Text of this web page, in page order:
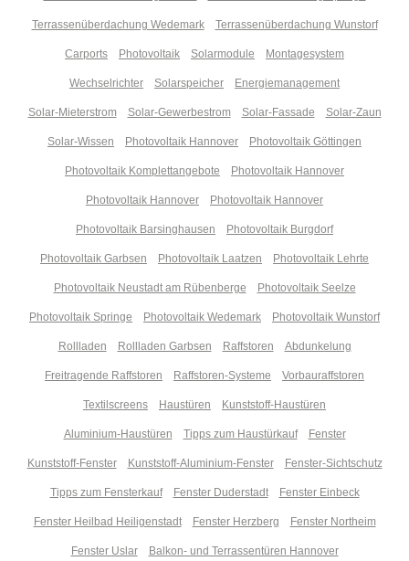
Terrassenüberdachung Wedemark Terrassenüberdachung Wunstorf
Carports Photovoltaik Solarmodule Montagesystem
Wechselrichter Solarspeicher Energiemanagement
Solar-Mieterstrom Solar-Gewerbestrom Solar-Fassade Solar-Zaun
Solar-Wissen Photovoltaik Hannover Photovoltaik Göttingen
Photovoltaik Komplettangebote Photovoltaik Hannover
Photovoltaik Hannover Photovoltaik Hannover
Photovoltaik Barsinghausen Photovoltaik Burgdorf
Photovoltaik Garbsen Photovoltaik Laatzen Photovoltaik Lehrte
Photovoltaik Neustadt am Rübenberge Photovoltaik Seelze
Photovoltaik Springe Photovoltaik Wedemark Photovoltaik Wunstorf
Rollladen Rollladen Garbsen Raffstoren Abdunkelung
Freitragende Raffstoren Raffstoren-Systeme Vorbauraffstoren
Textilscreens Haustüren Kunststoff-Haustüren
Aluminium-Haustüren Tipps zum Haustürkauf Fenster
Kunststoff-Fenster Kunststoff-Aluminium-Fenster Fenster-Sichtschutz
Tipps zum Fensterkauf Fenster Duderstadt Fenster Einbeck
Fenster Heilbad Heiligenstadt Fenster Herzberg Fenster Northeim
Fenster Uslar Balkon- und Terrassentüren Hannover